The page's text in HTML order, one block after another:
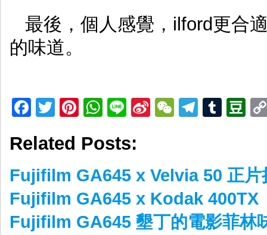
最後，個人感覺，ilford更合
的味道。
Facebook
TwitterPinterest
WhatsApp
LineSinaWeChat
Related Posts:
Fujifilm GA645 x Velvia 50 正片
Fujifilm GA645 x Kodak 400TX
Fujifilm GA645 墾丁的電影菲林